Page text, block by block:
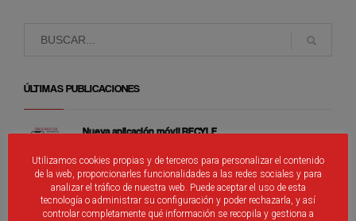
ÚLTIMAS PUBLICACIONES
Nueva aplicación móvil RFCYLF
Cierre de Fénix
Utilizamos cookies propias y de terceros para personalizar el contenido
de la web, proporcionarles funcionalidades a las redes sociales y para
analizar el tráfico de nuestra web. Puede aceptar el uso de esta
tecnología o administrar su configuración y poder rechazarla, y así
controlar completamente qué información se recopila y gestiona a